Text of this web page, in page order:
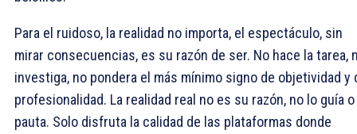
Para el ruidoso, la realidad no importa, el espectáculo, sin
mirar consecuencias, es su razón de ser. No hace la tarea,
investiga, no pondera el más mínimo signo de objetividad y
profesionalidad. La realidad real no es su razón, no lo guía o
pauta. Solo disfruta la calidad de las plataformas donde